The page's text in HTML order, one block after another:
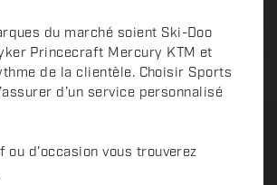
du marché soient Ski-Doo
Princecraft Mercury KTM et
de la clientèle. Choisir Sports
d’un service personnalisé
ou d'occasion vous trouverez